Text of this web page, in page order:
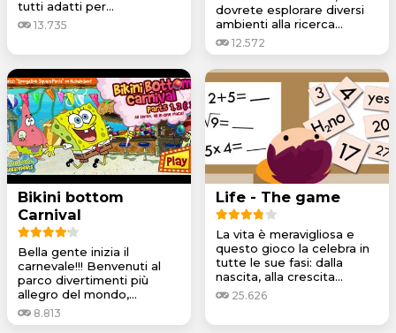
tutti adatti per...
13.735
dovrete esplorare diversi
ambienti alla ricerca...
12.572
Bikini bottom
Carnival
Bella gente inizia il
carnevale!!! Benvenuti al
parco divertimenti più
allegro del mondo,...
8.813
Life - The game
La vita è meravigliosa e
questo gioco la celebra in
tutte le sue fasi: dalla
nascita, alla crescita...
25.626